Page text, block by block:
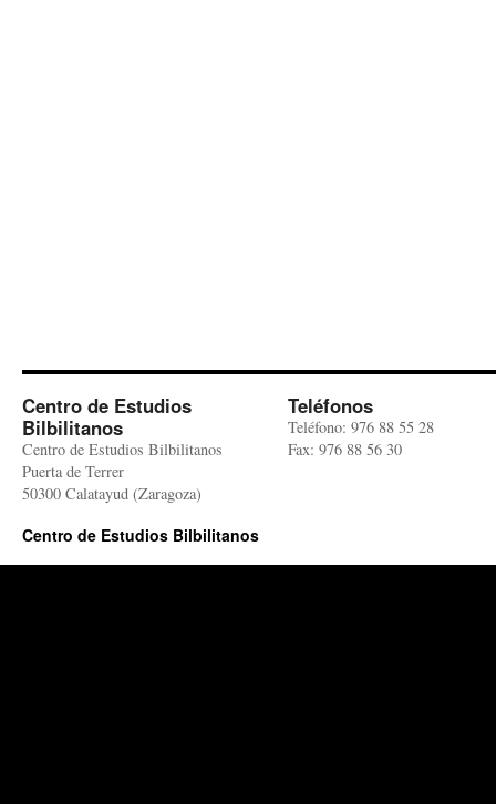
Centro de Estudios
Bilbilitanos
Centro de Estudios Bilbilitanos
Puerta de Terrer
50300 Calatayud (Zaragoza)
Teléfonos
Teléfono: 976 88 55 28
Fax: 976 88 56 30
Centro de Estudios Bilbilitanos